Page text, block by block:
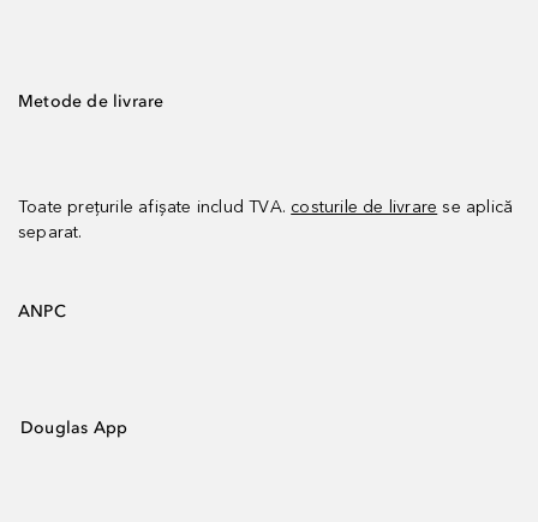
Metode de livrare
Toate prețurile afișate includ TVA. costurile de livrare se aplică
separat.
ANPC
Douglas App